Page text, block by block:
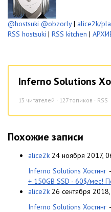
@hostsuki @obzorly| alice2k/
RSS hostsuki | RSS kitchen |
Inferno Solutions
13 читателей · 127 топиков · RSS
Похожие записи
alice2k 24 ноября 2017,
Inferno Solutions Хостинг
+ 150GB SSD - 60$/мес!
alice2k 26 сентября
Inferno Solutions Хостинг